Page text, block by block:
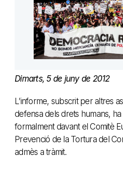
Dimarts, 5 de juny de 2012
L’informe, subscrit per altres
defensa dels drets humans,
formalment davant el Comitè
Prevenció de la Tortura del
admès a tràmit.